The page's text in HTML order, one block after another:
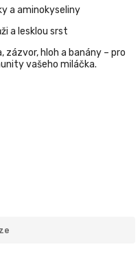
a aminokyseliny
a lesklou srst
zázvor, hloh a banány – pro
vašeho miláčka.